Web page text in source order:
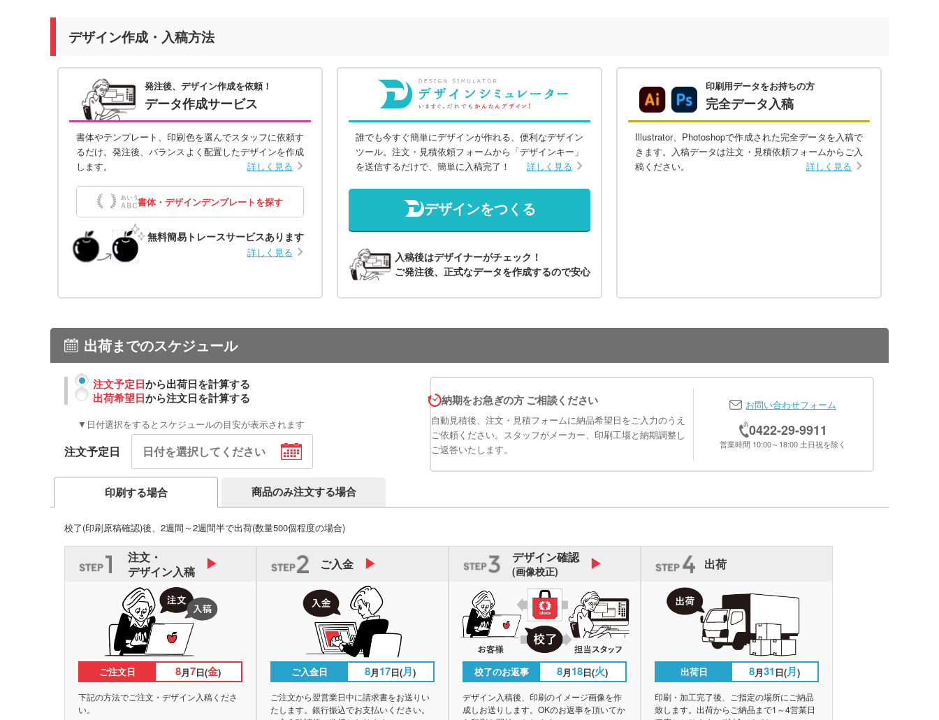
デザイン作成・入稿方法
発注後、デザイン作成を依頼！
データ作成サービス
書体やテンプレート、印刷色を選んでスタッフに依頼す
るだけ。発注後、バランスよく配置したデザインを作成
します。
詳しく見る
書体・デザインデンプレートを探す
無料簡易トレースサービスあります
詳しく見る
誰でも今すぐ簡単にデザインが作れる、便利なデザイン
ツール。注文・見積依頼フォームから「デザインキー」
を送信するだけで、簡単に入稿完了！
詳しく見る
デザインをつくる
入稿後はデザイナーがチェック！
ご発注後、正式なデータを作成するので安心
印刷用データをお持ちの方
完全データ入稿
Illustrator、Photoshopで作成された完全データを入稿で
きます。入稿データは注文・見積依頼フォームからご入
稿ください。
詳しく見る
出荷までのスケジュール
注文予定日から出荷日を計算する
出荷希望日から注文日を計算する
▼日付選択をするとスケジュールの目安が表示されます
注文予定日
納期をお急ぎの方 ご相談ください
自動見積後、注文・見積フォームに納品希望日をご入力のうえ
ご依頼ください。スタッフがメーカー、印刷工場と納期調整し
ご返答いたします。
お問い合わせフォーム
0422-29-9911
営業時間 10:00～18:00 土日祝を除く
印刷する場合 商品のみ注文する場合
校了(印刷原稿確認)後、2週間～2週間半で出荷(数量500個程度の場合)
注文・
デザイン入稿
ご注文日 8月7日(金)
下記の方法でご注文・デザイン入稿くださ
い。
ご入金
ご入金日 8月17日(月)
ご注文から翌営業日中に請求書をお送りい
たします。銀行振込でお支払いください。
デザイン確認
(画像校正)
校了のお返事 8月18日(火)
デザイン入稿後、印刷のイメージ画像を作
成しお送りします。OKのお返事を頂いてか
出荷
出荷日 8月31 日(月)
印刷・加工完了後、ご指定の場所にご納品
致します。出荷からご納品まで1～4営業日